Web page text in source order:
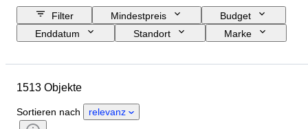
Filter Mindestpreis
Budget
Enddatum
Standort
Marke
Periode
Maßstab
Stromversorgung
1513 Objekte
Sortieren nach relevanz